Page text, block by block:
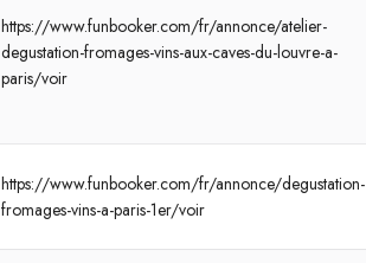
https://www.funbooker.com/fr/annonce/atelier-
degustation-fromages-vins-aux-caves-du-louvre-a-
paris/voir
https://www.funbooker.com/fr/annonce/degustation-
fromages-vins-a-paris-1er/voir